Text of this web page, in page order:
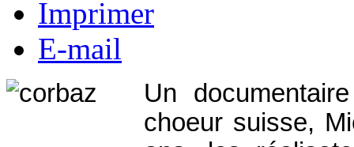
Imprimer
E-mail
Un
choeur suisse,